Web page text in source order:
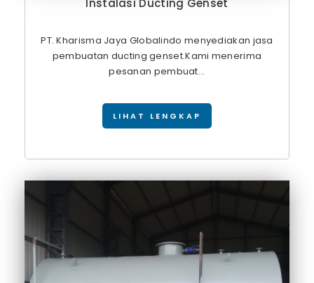
Instalasi Ducting Genset
PT. Kharisma Jaya Globalindo menyediakan jasa
pembuatan ducting genset.Kami menerima
pesanan pembuat...
LIHAT LENGKAP